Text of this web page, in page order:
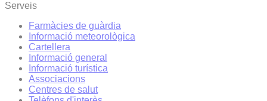
Serveis
Farmàcies de guàrdia
Informació meteorològica
Cartellera
Informació general
Informació turística
Associacions
Centres de salut